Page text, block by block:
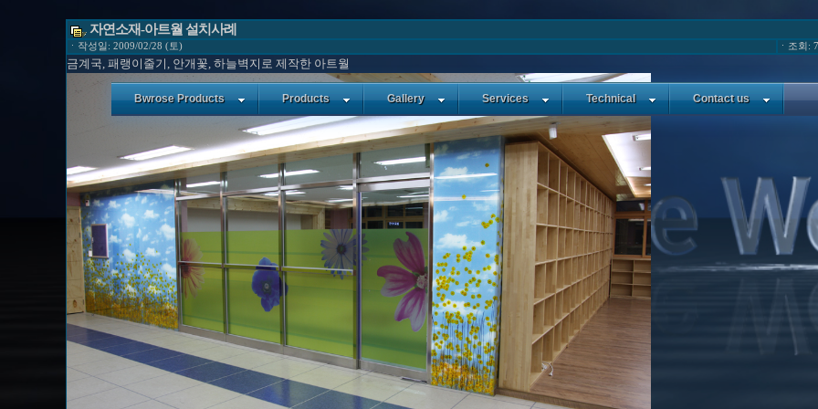
Bwrose Products Products Gallery Services Technical Contact us
자연소재-아트월 설치사례
ㆍ작성일: 2009/02/28 (토) ㆍ조회:
금계국, 패랭이줄기, 안개꽃, 하늘벽지로 제작한 아트월